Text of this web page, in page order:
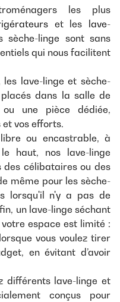
les plus
et les
lave-
sèche-linge sont sans
qui nous facilitent
lave-linge et sèche-
dans la salle de
une pièce dédiée,
vos efforts.
ou encastrable, à
haut, nos lave-linge
des célibataires ou des
même pour les sèche-
lorsqu'il n'y a pas de
un lave-linge séchant
espace est limité :
vous voulez tirer
en évitant d’avoir
différents lave-linge et
conçus pour